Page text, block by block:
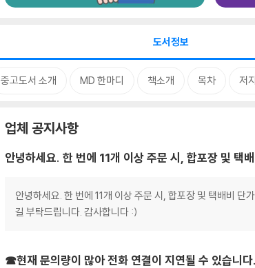
도서정보
중고도서 소개 MD 한마디 책소개 목차 저
업체 공지사항
안녕하세요. 한 번에 11개 이상 주문 시, 합포장 및 택
안녕하세요. 한 번에 11개 이상 주문 시, 합포장 및 택배비
길 부탁드립니다. 감사합니다 :)
☎현재 문의량이 많아 전화 연결이 지연될 수 있습니